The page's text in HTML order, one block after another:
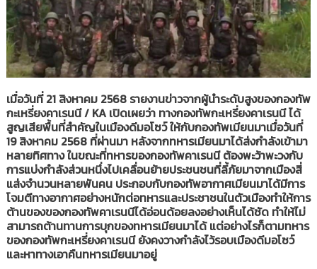
เมื่อวันที่ 21 สิงหาคม 2568 รายงานข่าวจากผู้นำระดับสูงของกองทัพ
กะเหรี่ยงคาเรนนี / KA เปิดเผยว่า ทางกองทัพกะเหรี่ยงคาเรนนี ได้
สูญเสียพื้นที่สำคัญในเมืองดีมอโซว์ ให้กับกองทัพเมียนมาเมื่อวันที่
19 สิงหาคม 2568 ที่ผ่านมา หลังจากทหารเมียนมาได้ส่งกำลังเข้ามา
หลายทิศทาง ในขณะที่ทหารของกองทัพคาเรนนี ต้องพะว้าพะวงกับ
การแบ่งกำลังส่วนหนึ่งไปเคลื่อนย้ายประชนชนที่ลี้ภัยมาจากเมืองสี่
แส่งจำนวนหลายพันคน ประกอบกับกองทัพอากาศเมียนมาได้มีการ
โจมตีทางอากาศอย่างหนักต่อทหารและประชาชนในตัวเมืองทำให้การ
ต้านของของกองทัพคาเรนนีได้อ่อนด้อยลงอย่างเห็นได้ชัด ทำให้ไม่
สามารถต้านทานการบุกของทหารเมียนมาได้ แต่อย่างไรก็ตามทหาร
ของกองทัพกะเหรี่ยงคาเรนนี ยังคงวางกำลังไว้รอบเมืองดีมอโซว์
และหาทางเอาคืนทหารเมียนมาอยู่